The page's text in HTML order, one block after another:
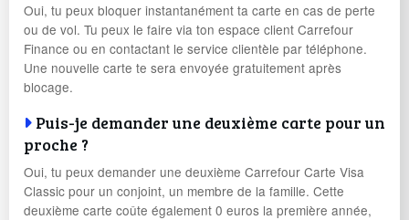
Oui, tu peux bloquer instantanément ta carte en cas de perte
ou de vol. Tu peux le faire via ton espace client Carrefour
Finance ou en contactant le service clientèle par téléphone.
Une nouvelle carte te sera envoyée gratuitement après
blocage.
Puis-je demander une deuxième carte pour un
proche ?
Oui, tu peux demander une deuxième Carrefour Carte Visa
Classic pour un conjoint, un membre de la famille. Cette
deuxième carte coûte également 0 euros la première année,